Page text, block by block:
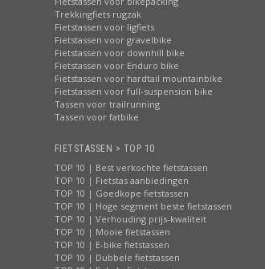
Trekkingfiets rugzak
Fietstassen voor ligfiets
Fietstassen voor gravelbike
Fietstassen voor downhill bike
Fietstassen voor Enduro bike
Fietstassen voor hardtail mountainbike
Fietstassen voor full-suspension bike
Tassen voor trailrunning
Tassen voor fatbike
FIETSTASSEN > TOP 10
TOP 10 | Best verkochte fietstassen
TOP 10 | Fietstas aanbiedingen
TOP 10 | Goedkope fietstassen
TOP 10 | Hoge segment beste fietstassen
TOP 10 | Verhouding prijs-kwaliteit
TOP 10 | Mooie fietstassen
TOP 10 | E-bike fietstassen
TOP 10 | Dubbele fietstassen